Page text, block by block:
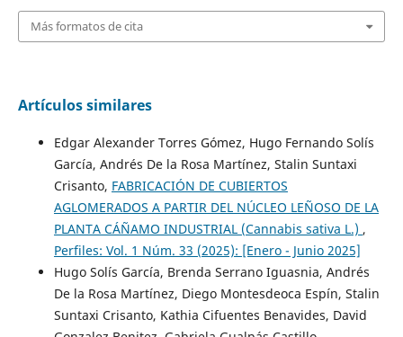
Más formatos de cita
Artículos similares
Edgar Alexander Torres Gómez, Hugo Fernando Solís
García, Andrés De la Rosa Martínez, Stalin Suntaxi
Crisanto, FABRICACIÓN DE CUBIERTOS
AGLOMERADOS A PARTIR DEL NÚCLEO LEÑOSO DE LA
PLANTA CÁÑAMO INDUSTRIAL (Cannabis sativa L.) ,
Perfiles: Vol. 1 Núm. 33 (2025): [Enero - Junio 2025]
Hugo Solís García, Brenda Serrano Iguasnia, Andrés
De la Rosa Martínez, Diego Montesdeoca Espín, Stalin
Suntaxi Crisanto, Kathia Cifuentes Benavides, David